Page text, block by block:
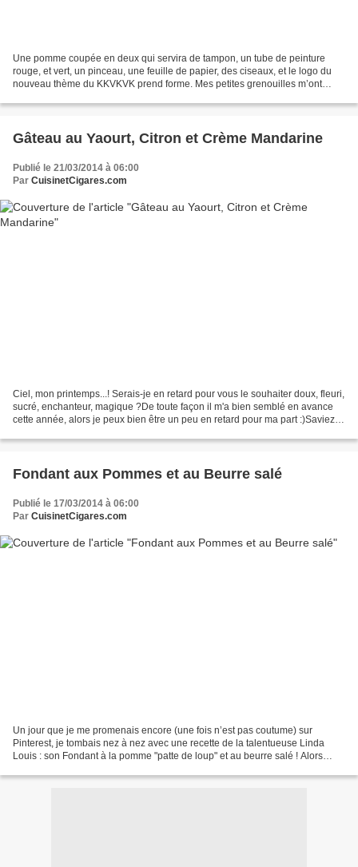
Une pomme coupée en deux qui servira de tampon, un tube de peinture
rouge, et vert, un pinceau, une feuille de papier, des ciseaux, et le logo du
nouveau thème du KKVKVK prend forme. Mes petites grenouilles m’ont
Gâteau au Yaourt, Citron et Crème Mandarine
Publié le 21/03/2014 à 06:00
Par CuisinetCigares.com
Ciel, mon printemps...! Serais-je en retard pour vous le souhaiter doux, fleuri,
sucré, enchanteur, magique ?De toute façon il m'a bien semblé en avance
cette année, alors je peux bien être un peu en retard pour ma part :)Saviez-
Fondant aux Pommes et au Beurre salé
Publié le 17/03/2014 à 06:00
Par CuisinetCigares.com
Un jour que je me promenais encore (une fois n’est pas coutume) sur
Pinterest, je tombais nez à nez avec une recette de la talentueuse Linda
Louis : son Fondant à la pomme "patte de loup" et au beurre salé ! Alors